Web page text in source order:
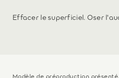
Effacer le superficiel. Oser
Modèle de préproduction